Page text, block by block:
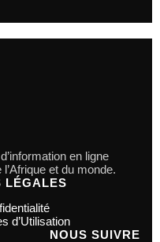
en ligne
et du monde.
LÉGALES
d’Utilisation
NOUS SUIVRE